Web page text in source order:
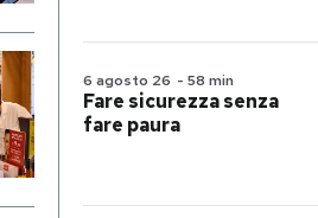
6 agosto 26 - 58 min
Fare sicurezza senza
fare paura